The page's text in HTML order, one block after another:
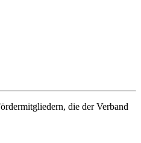
die der Verband